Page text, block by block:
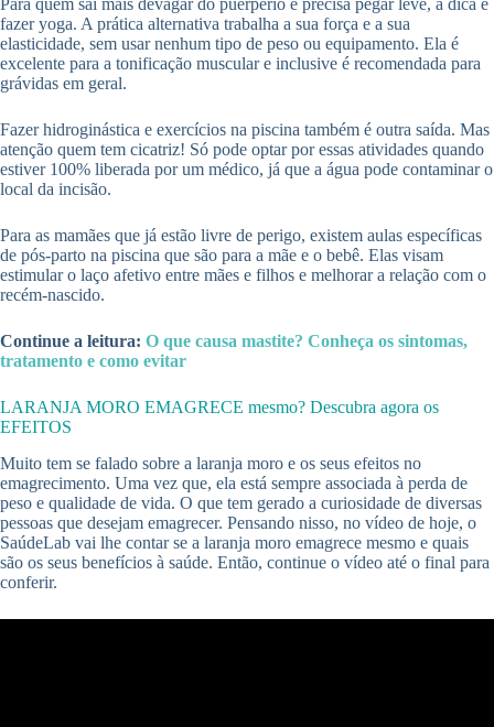
Para quem sai mais devagar do puerpério e precisa pegar leve, a dica é
fazer yoga. A prática alternativa trabalha a sua força e a sua
elasticidade, sem usar nenhum tipo de peso ou equipamento. Ela é
excelente para a tonificação muscular e inclusive é recomendada para
grávidas em geral.
Fazer hidroginástica e exercícios na piscina também é outra saída. Mas
atenção quem tem cicatriz! Só pode optar por essas atividades quando
estiver 100% liberada por um médico, já que a água pode contaminar o
local da incisão.
Para as mamães que já estão livre de perigo, existem aulas específicas
de pós-parto na piscina que são para a mãe e o bebê. Elas visam
estimular o laço afetivo entre mães e filhos e melhorar a relação com o
recém-nascido.
Continue a leitura: O que causa mastite? Conheça os sintomas,
tratamento e como evitar
LARANJA MORO EMAGRECE mesmo? Descubra agora os
EFEITOS
Muito tem se falado sobre a laranja moro e os seus efeitos no
emagrecimento. Uma vez que, ela está sempre associada à perda de
peso e qualidade de vida. O que tem gerado a curiosidade de diversas
pessoas que desejam emagrecer. Pensando nisso, no vídeo de hoje, o
SaúdeLab vai lhe contar se a laranja moro emagrece mesmo e quais
são os seus benefícios à saúde. Então, continue o vídeo até o final para
conferir.